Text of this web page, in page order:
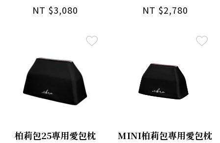
NT $3,080 NT $2,780
柏莉包25專用愛包枕 MINI柏莉包專用愛包枕